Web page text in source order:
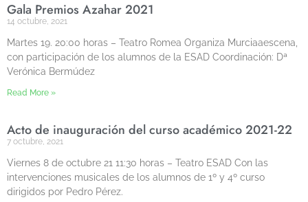
Gala Premios Azahar 2021
14 octubre, 2021
Martes 19. 20:00 horas – Teatro Romea Organiza Murciaaescena,
con participación de los alumnos de la ESAD Coordinación: Dª
Verónica Bermúdez
Read More »
Acto de inauguración del curso académico 2021-22
7 octubre, 2021
Viernes 8 de octubre 21 11:30 horas – Teatro ESAD Con las
intervenciones musicales de los alumnos de 1º y 4º curso
dirigidos por Pedro Pérez.